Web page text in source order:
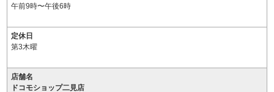
午前9時〜午後6時
定休日
第3木曜
店舗名
ドコモショップ二見店